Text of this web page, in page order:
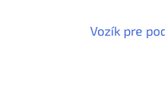
Vozík pre